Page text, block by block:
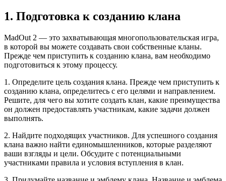
1. Подготовка к созданию клана
MadOut 2 — это захватывающая многопользовательская игра,
в которой вы можете создавать свои собственные кланы.
Прежде чем приступить к созданию клана, вам необходимо
подготовиться к этому процессу.
1. Определите цель создания клана. Прежде чем приступить к
созданию клана, определитесь с его целями и направлением.
Решите, для чего вы хотите создать клан, какие преимущества
он должен предоставлять участникам, какие задачи должен
выполнять.
2. Найдите подходящих участников. Для успешного создания
клана важно найти единомышленников, которые разделяют
ваши взгляды и цели. Обсудите с потенциальными
участниками правила и условия вступления в клан.